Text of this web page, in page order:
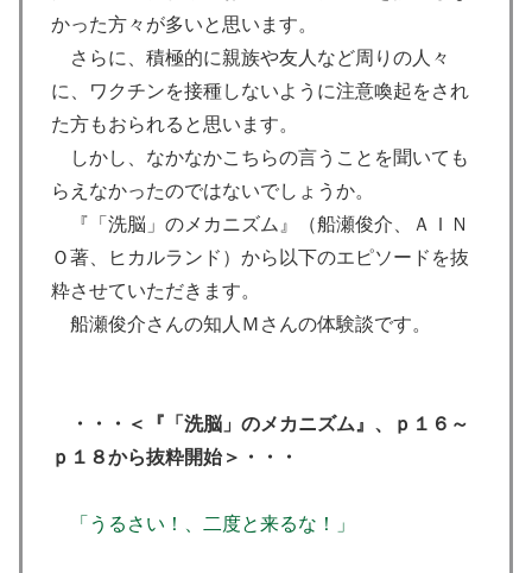
かった方々が多いと思います。
さらに、積極的に親族や友人など周りの人々
に、ワクチンを接種しないように注意喚起をされ
た方もおられると思います。
しかし、なかなかこちらの言うことを聞いても
らえなかったのではないでしょうか。
『「洗脳」のメカニズム』（船瀬俊介、ＡＩＮ
Ｏ著、ヒカルランド）から以下のエピソードを抜
粋させていただきます。
船瀬俊介さんの知人Ｍさんの体験談です。
・・・＜『「洗脳」のメカニズム』、ｐ１６～
ｐ１８から抜粋開始＞・・・
「うるさい！、二度と来るな！」